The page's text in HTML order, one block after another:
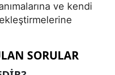
ve kendi
SORULAR